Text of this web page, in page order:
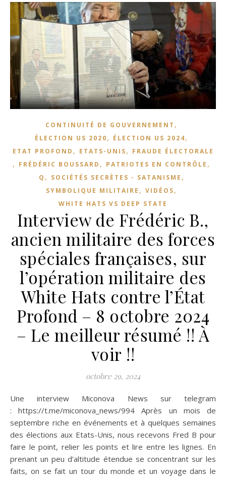
CONTINUITÉ DE GOUVERNEMENT ,
ÉLECTION US 2020, ÉLECTION US 2024,
ETAT PROFOND , ETATS-UNIS, FRAUDE ÉLECTORALE
, FRÉDÉRIC BOUSSARD , PATRIOTES EN CONTRÔLE ,
Q , SOCIÉTÉS SECRÈTES - SATANISME ,
SYMBOLIQUE MILITAIRE , VIDÉOS,
WHITE HATS VS DEEP STATE
Interview de Frédéric B.,
ancien militaire des forces
spéciales françaises, sur
l’opération militaire des
White Hats contre l’État
Profond – 8 octobre 2024
– Le meilleur résumé !! À
voir !!
octobre 29, 2024
Une interview Miconova News sur telegram
: https://t.me/miconova_news/994 Après un mois de
septembre riche en événements et à quelques semaines
des élections aux Etats-Unis, nous recevons Fred B pour
faire le point, relier les points et lire entre les lignes. En
prenant un peu d’altitude étendue se concentrant sur les
faits, on se fait un tour du monde et un voyage dans le